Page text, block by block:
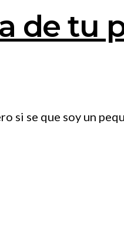
de tu
si se que soy un